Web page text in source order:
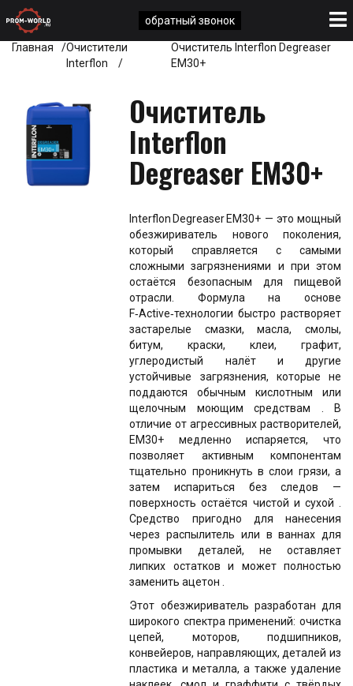
Главная
Очистители
Interflon
Очиститель Interflon Degreaser
EM30+
Очиститель
Interflon
Degreaser EM30+
Interflon Degreaser EM30+ — это мощный
обезжириватель нового поколения,
который справляется с самыми
сложными загрязнениями и при этом
остаётся безопасным для пищевой
отрасли. Формула на основе
F‑Active‑технологии быстро растворяет
застарелые смазки, масла, смолы,
битум, краски, клеи, графит,
углеродистый налёт и другие
устойчивые загрязнения, которые не
поддаются обычным кислотным или
щелочным моющим средствам . В
отличие от агрессивных растворителей,
EM30+ медленно испаряется, что
позволяет активным компонентам
тщательно проникнуть в слои грязи, а
затем испариться без следов —
поверхность остаётся чистой и сухой .
Средство пригодно для нанесения
через распылитель или в ваннах для
промывки деталей, не оставляет
липких остатков и может полностью
заменить ацетон .
Этот обезжириватель разработан для
широкого спектра применений: очистка
цепей, моторов, подшипников,
конвейеров, направляющих, деталей из
пластика и металла, а также удаление
обратный звонок